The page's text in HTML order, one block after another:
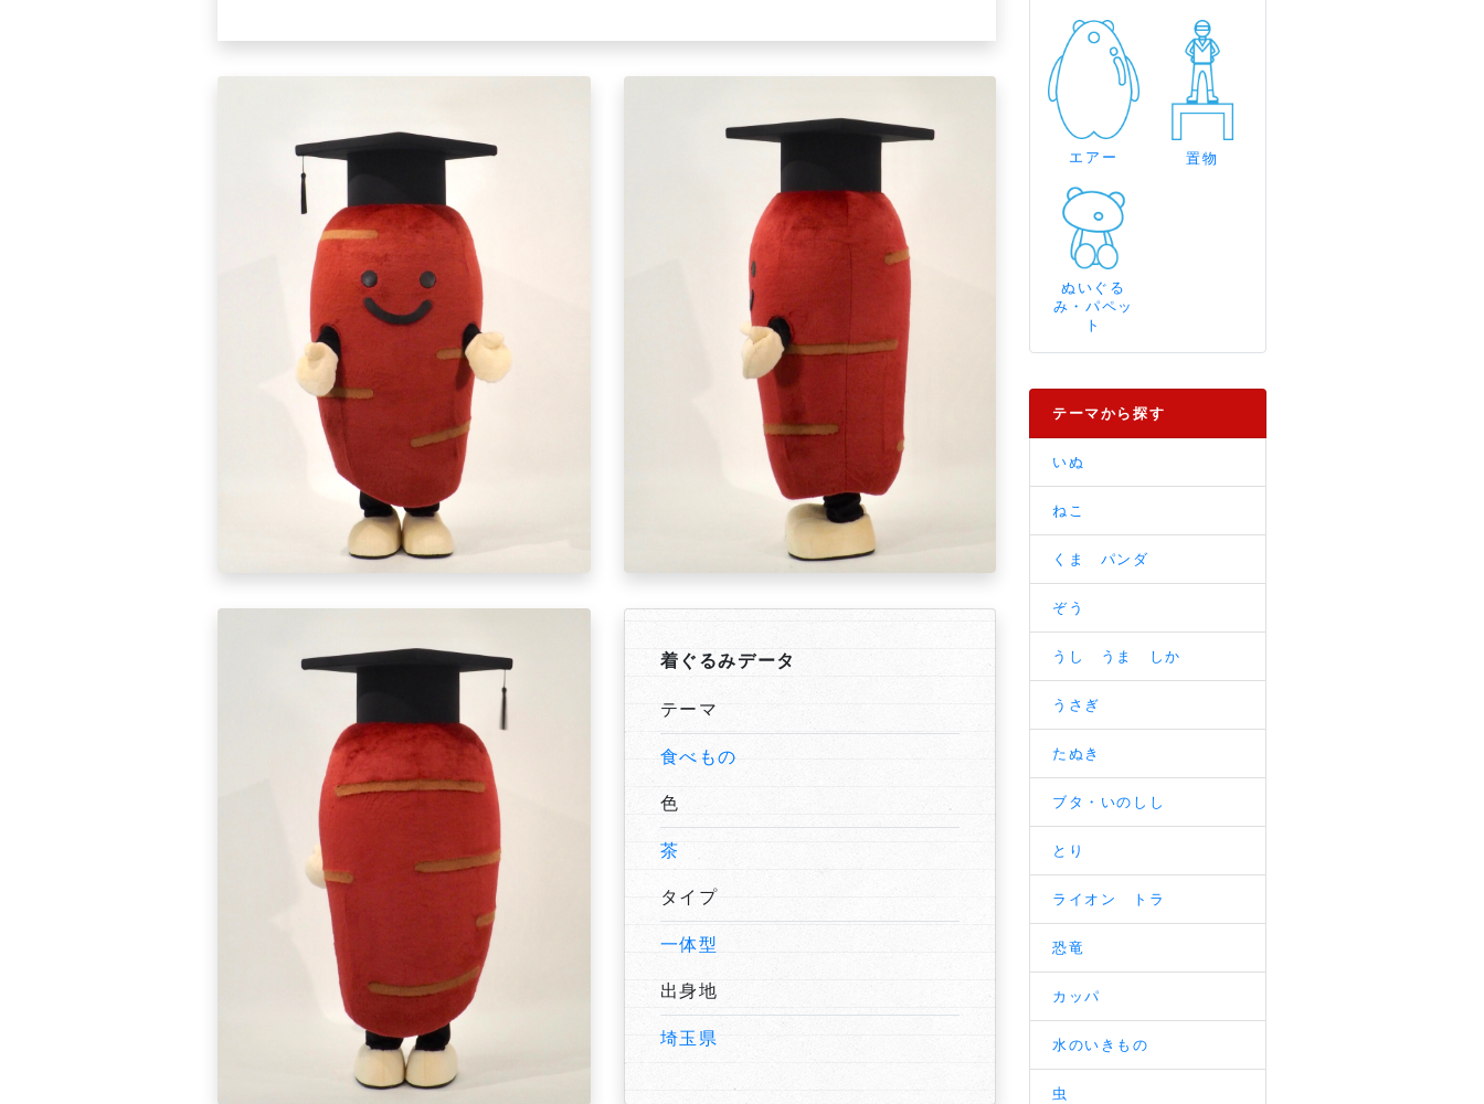
着ぐるみデータ
テーマ
食べもの
色
茶
タイプ
一体型
出身地
埼玉県
エアー 置物
ぬいぐる
み・パペッ
ト
テーマから探す
いぬ
ねこ
くま パンダ
ぞう
うし うま しか
うさぎ
たぬき
ブタ・いのしし
とり
ライオン トラ
恐竜
カッパ
水のいきもの
虫